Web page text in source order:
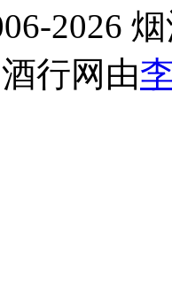
2026
行网由